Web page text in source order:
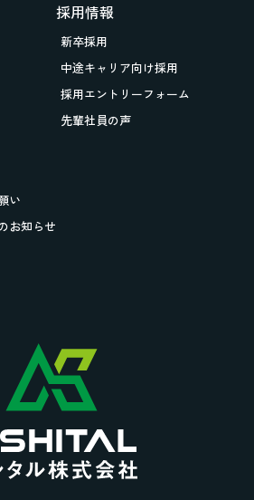
採用情報
新卒採用
中途キャリア向け採用
採用エントリーフォーム
先輩社員の声
い
お知らせ